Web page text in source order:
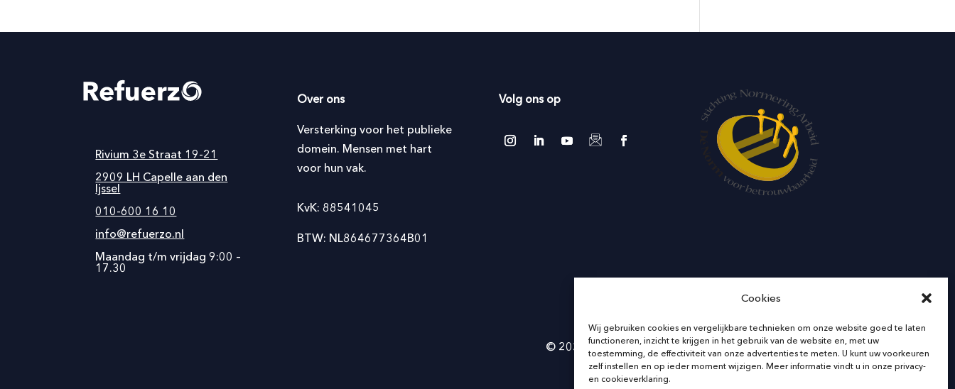
Cookies
Wij gebruiken cookies en vergelijkbare technieken om onze website goed te laten
functioneren, inzicht te krijgen in het gebruik van de website en, met uw
toestemming, de effectiviteit van onze advertenties te meten. U kunt uw voorkeuren
zelf instellen en op ieder moment wijzigen. Meer informatie vindt u in onze privacy-
en cookieverklaring.
Rivium 3e Straat 19-21
2909 LH Capelle aan den
Ijssel
010-600 16 10
info@refuerzo.nl
Maandag t/m vrijdag 9:00 –
17.30
Over ons
Versterking voor het publieke
domein. Mensen met hart
voor hun vak.
KvK: 88541045
BTW: NL864677364B01
Volg ons op
© 2024 – Refuerzo |Privacy Beleid|Algemene voorwaarden